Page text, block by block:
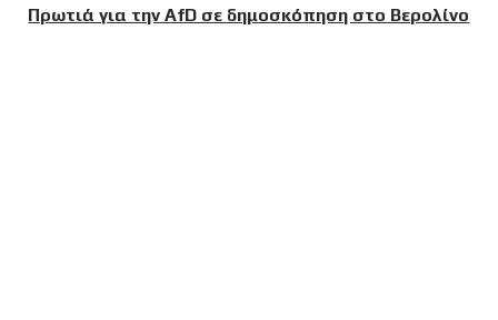
Πρωτιά για την AfD σε δημοσκόπηση στο Βερολίνο